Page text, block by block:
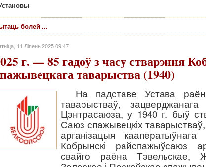
болей ...
11 Ліпень 2025 09:47
г. — 85 гадоў з часу стварэння
таварыства (1940)
На падставе Устава
таварыстваў,
Цэнтрасаюза, у 1940 г. быў
Саюз спажывецкіх
арганізацыя
Кобрынскі райспажыўсаюз
свайго раёна Тэвельскае,